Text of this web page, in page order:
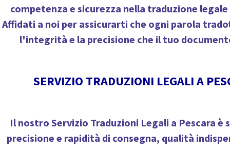
competenza e sicurezza nella traduzione legale
Affidati a noi per assicurarti che ogni parola
l'integrità e la precisione che il tuo
SERVIZIO TRADUZIONI LEGALI A
Il nostro Servizio Traduzioni Legali a Pescara è
precisione e rapidità di consegna, qualità